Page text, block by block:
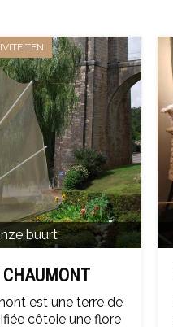
buurt
CHAUMONT
est une terre de
côtoie une flore